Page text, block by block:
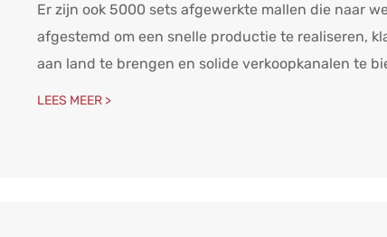
Er zijn ook 5000 sets afgewerkte mallen die naar
afgestemd om een ​​snelle productie te realiseren,
aan land te brengen en solide verkoopkanalen te
LEES MEER >